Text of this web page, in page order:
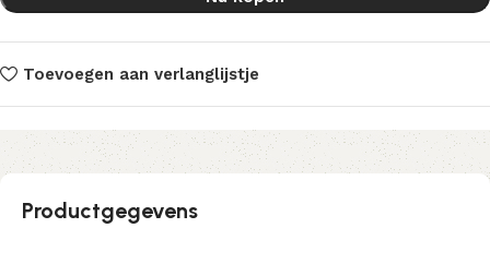
Toevoegen aan verlanglijstje
Productgegevens